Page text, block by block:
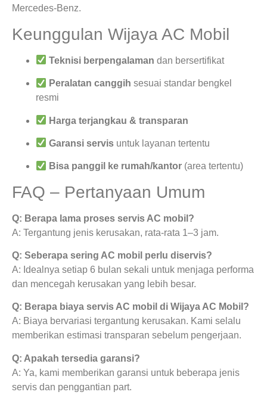
Mercedes-Benz.
Keunggulan Wijaya AC Mobil
Teknisi berpengalaman dan bersertifikat
Peralatan canggih sesuai standar bengkel
resmi
Harga terjangkau & transparan
Garansi servis untuk layanan tertentu
Bisa panggil ke rumah/kantor (area tertentu)
FAQ – Pertanyaan Umum
Q: Berapa lama proses servis AC mobil?
A: Tergantung jenis kerusakan, rata-rata 1–3 jam.
Q: Seberapa sering AC mobil perlu diservis?
A: Idealnya setiap 6 bulan sekali untuk menjaga performa
dan mencegah kerusakan yang lebih besar.
Q: Berapa biaya servis AC mobil di Wijaya AC Mobil?
A: Biaya bervariasi tergantung kerusakan. Kami selalu
memberikan estimasi transparan sebelum pengerjaan.
Q: Apakah tersedia garansi?
A: Ya, kami memberikan garansi untuk beberapa jenis
servis dan penggantian part.